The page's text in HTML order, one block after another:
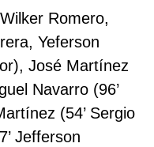
Romero,
Yeferson
José Martínez
Navarro (96’
(54’ Sergio
Jefferson